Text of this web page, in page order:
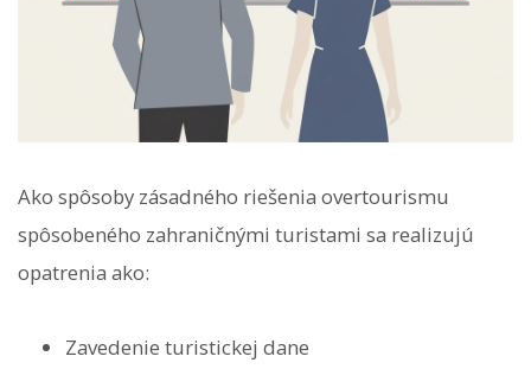
Ako spôsoby zásadného riešenia overtourismu
spôsobeného zahraničnými turistami sa realizujú
opatrenia ako:
Zavedenie turistickej dane